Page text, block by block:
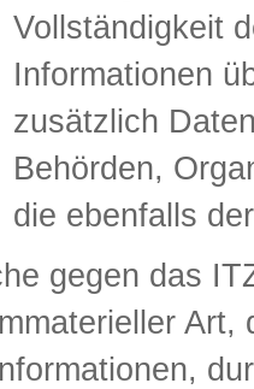
Vollständigkeit
Informationen
zusätzlich
Behörden,
die ebenfalls
gegen das